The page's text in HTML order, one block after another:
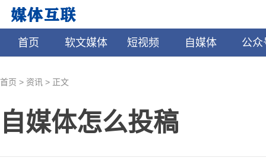
首页 软文媒体 短视频 自媒体 公众
首页 > 资讯 > 正文
自媒体怎么投稿